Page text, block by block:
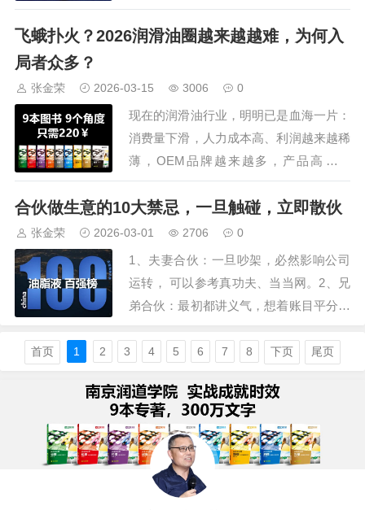
我，我会说：它既是世界上最简单的生
意，也是人世间最艰难的生意，说简单，
表象：极低…
飞蛾扑火？2026润滑油圈越来越越难，为何入
局者众多？
张金荣 2026-03-15 3006 0
现在的润滑油行业，明明已是血海一片：
消费量下滑，人力成本高、利润越来越稀
薄，OEM品牌越来越多，产品高同质
化，运营推广难，竞争压得人喘不过气。
但诡异的是，润滑油品牌和企业数量，反
而越来越多：润滑油相关企业350万，机
油企业16万，润滑脂企业5.6万，切削液1
万，导热油1万…市面上润滑油品牌数量8
万家…
合伙做生意的10大禁忌，一旦触碰，立即散伙
张金荣 2026-03-01 2706 0
1、夫妻合伙：一旦吵架，必然影响公司
运转， 可以参考真功夫、当当网。2、兄
弟合伙：最初都讲义气，想着账目平分。
总会觉得对方对不起自己。3、和没见过
的都可以合作，但不能和没见过钱的人合
作，不然等到发达后，底线很容易就被破
了。4、只…
首页 1 2 3 4 5 6 7 8 下页 尾页